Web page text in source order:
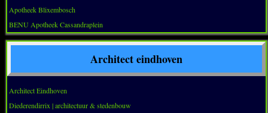
Apotheek Blixembosch
BENU Apotheek Cassandraplein
Architect eindhoven
Architect Eindhoven
Diederendirrix | architectuur & stedenbouw